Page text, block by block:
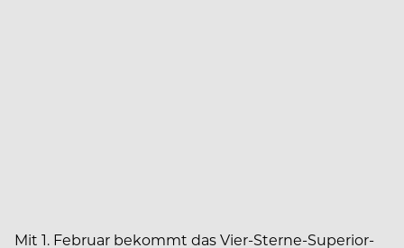
Mit 1. Februar bekommt das Vier-Sterne-Superior-